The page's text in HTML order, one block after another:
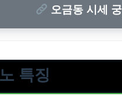
오금동 시세
특징